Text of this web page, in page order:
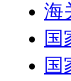
海
国
国